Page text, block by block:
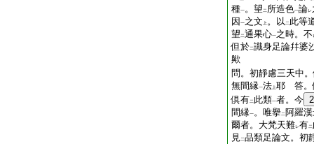
種一。望 二 所造色一論レ
因 一之文 上 。以 二 此等
望 二通果心一之時。不
但於二識身足論幷婆
歟
問。初靜慮三天中
無間縁一法 上耶 答。
倶有二 此類一者。今 2
間縁一。唯擧二 阿羅
爾者。大梵天難レ有二
見二品類足論文。初